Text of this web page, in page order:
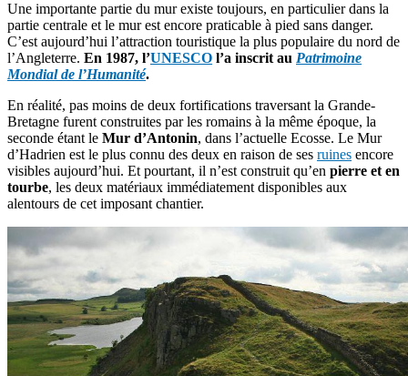
Une importante partie du mur existe toujours, en particulier dans la
partie centrale et le mur est encore praticable à pied sans danger.
C’est aujourd’hui l’attraction touristique la plus populaire du nord de
l’Angleterre. En 1987, l’UNESCO l’a inscrit au Patrimoine
Mondial de l’Humanité.
En réalité, pas moins de deux fortifications traversant la Grande-
Bretagne furent construites par les romains à la même époque, la
seconde étant le Mur d’Antonin, dans l’actuelle Ecosse. Le Mur
d’Hadrien est le plus connu des deux en raison de ses ruines encore
visibles aujourd’hui. Et pourtant, il n’est construit qu’en pierre et en
tourbe, les deux matériaux immédiatement disponibles aux
alentours de cet imposant chantier.